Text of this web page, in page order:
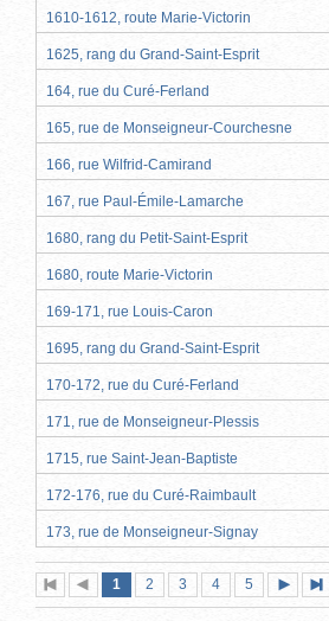
1610-1612, route Marie-Victorin
1625, rang du Grand-Saint-Esprit
164, rue du Curé-Ferland
165, rue de Monseigneur-Courchesne
166, rue Wilfrid-Camirand
167, rue Paul-Émile-Lamarche
1680, rang du Petit-Saint-Esprit
1680, route Marie-Victorin
169-171, rue Louis-Caron
1695, rang du Grand-Saint-Esprit
170-172, rue du Curé-Ferland
171, rue de Monseigneur-Plessis
1715, rue Saint-Jean-Baptiste
172-176, rue du Curé-Raimbault
173, rue de Monseigneur-Signay
Première
page
Page
précédente
Page
1 (page
actuelle)
Page
2 Page
3 Page
4 Page
5